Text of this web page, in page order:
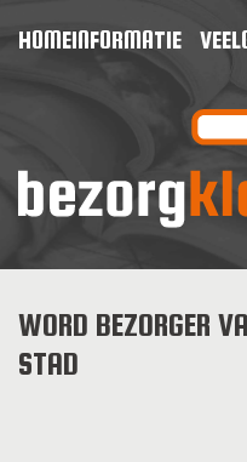
HOMEINFORMATIE
WORD BEZORGER
STAD